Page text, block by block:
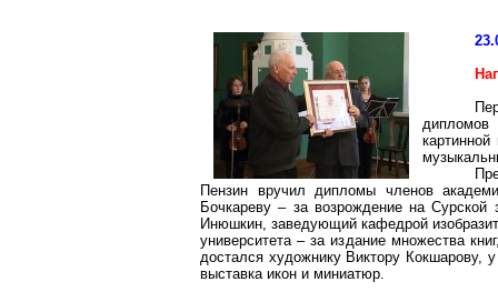
дипломов
Пензин вручил дипломы членов
Бочкареву – за возрождение на
Инюшкин, заведующий кафедрой
университета – за издание множества
достался художнику Виктору Кокшарову,
выставка икон и миниатюр.